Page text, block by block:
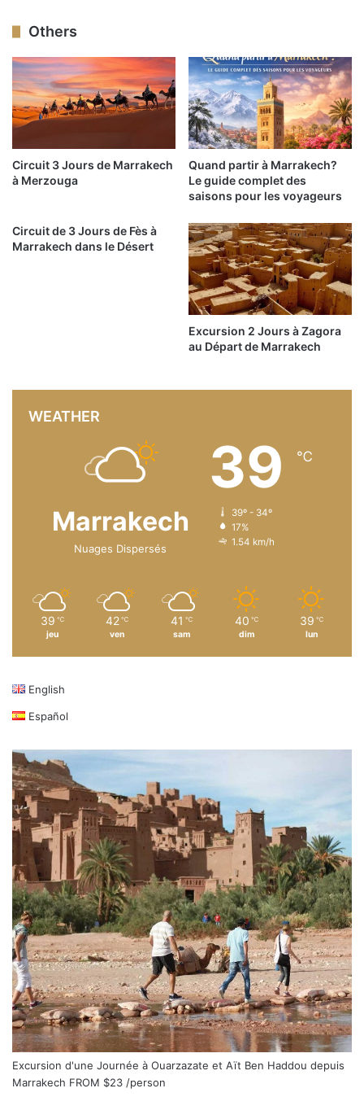
Others
Circuit 3 Jours de Marrakech
à Merzouga
Quand partir à Marrakech?
Le guide complet des
saisons pour les voyageurs
Circuit de 3 Jours de Fès à
Marrakech dans le Désert
Excursion 2 Jours à Zagora
au Départ de Marrakech
WEATHER
Marrakech
Nuages Dispersés
39 ℃
39º - 34º
17%
1.54 km/h
39 ℃
jeu
42 ℃
ven
41 ℃
sam
40 ℃
dim
39 ℃
lun
English
Español
Excursion d'une Journée à Ouarzazate et Aït Ben Haddou depuis
Marrakech FROM $23 /person